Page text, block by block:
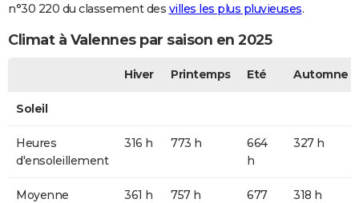
n°30 220 du classement des villes les plus pluvieuses.
Climat à Valennes par saison en 2025
Hiver Printemps Eté Automne
Soleil
Heures
d'ensoleillement
316 h 773 h
664
h
327 h
Moyenne
361 h 757 h
677
318 h